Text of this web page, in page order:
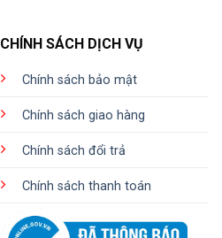
CHÍNH SÁCH DỊCH VỤ
Chính sách bảo mật
Chính sách giao hàng
Chính sách đổi trả
Chính sách thanh toán